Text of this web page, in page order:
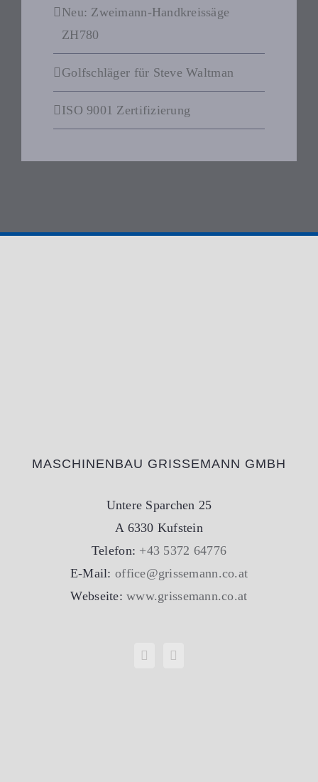
Neu: Zweimann-Handkreissäge
ZH780
Golfschläger für Steve Waltman
ISO 9001 Zertifizierung
MASCHINENBAU GRISSEMANN GMBH
Untere Sparchen 25
A 6330 Kufstein
Telefon: +43 5372 64776
E-Mail: office@grissemann.co.at
Webseite:www.grissemann.co.at